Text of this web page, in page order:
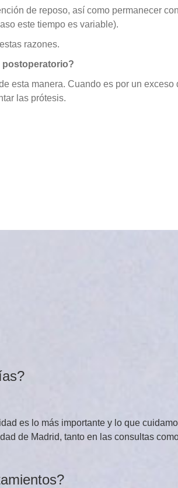
de reposo, así como permanecer
este tiempo es variable).
razones.
postoperatorio?
esta manera. Cuando es por un exceso
las prótesis.
es lo más importante y lo que
de Madrid, tanto en las consultas